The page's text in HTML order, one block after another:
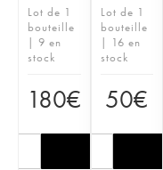
Lot de 1
bouteille
| 9 en
stock
180€
Lot de 1
bouteille
| 16 en
stock
50€